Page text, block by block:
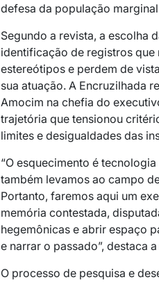
defesa da população
Segundo a revista, a escolha
identificação de registros que
estereótipos e perdem de
sua atuação. A Encruzilhada
Amocim na chefia do
trajetória que tensionou
limites e desigualdades das
“O esquecimento é
também levamos ao campo
Portanto, faremos aqui um
memória contestada,
hegemônicas e abrir espaço
e narrar o passado”, destaca
O processo de pesquisa e